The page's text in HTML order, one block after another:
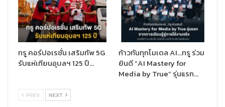
อีสปอร์ตที่ผ่านเข้าสู่รอบชิงแชมป์ประเทศไทย ครอบคลุมทั้งสถานที่
การเดินทาง ที่พัก อาหาร และชุดแข่งขัน เพื่อให้นักกีฬาได้เตรียมความ
พร้อมอย่างมืออาชีพก่อนขึ้นสู่เวทีตัดสินแชมป์ประเทศ”
คุณปนัสยา พันธาภา ผู้จัดการผลิตภัณฑ์นมเปรี้ยวดัชมิลล์กล่าวว่า
“ดัชมิลล์ให้ความสำคัญกับการสนับสนุนเยาวชนไทยในหลากหลายมิติ
และรู้สึกยินดีที่ได้ร่วมเป็นส่วนหนึ่งของ AIS eSports S Series อย่าง
ต่อเนื่องเป็นปีที่ 6 เพราะเราเชื่อว่าอีสปอร์ตเป็นอีกหนึ่งพื้นที่
สร้างสรรค์ที่ช่วยให้เยาวชนได้แสดงความสามารถ ฝึกฝนวินัย เรียนรู้
ทรู คอร์ปอเรชั่น เสริมทัพ 5G
รับแห่เทียนอุบลฯ 125 ปี…
ก้าวทันทุกโมเดล AI…ทรู ร่วม
ยินดี “AI Mastery for
Media by True” รุ่นแรก…
PREV NEXT